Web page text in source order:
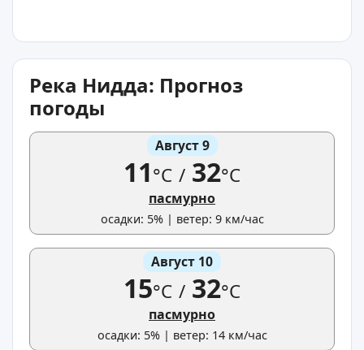
Река Нидда: Прогноз
погоды
Август 9
11°C / 32°C
пасмурно
осадки: 5% | ветер: 9 км/час
Август 10
15°C / 32°C
пасмурно
осадки: 5% | ветер: 14 км/час